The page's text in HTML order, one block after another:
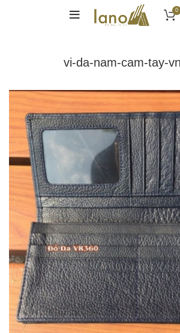
0
vi-da-nam-cam-tay-